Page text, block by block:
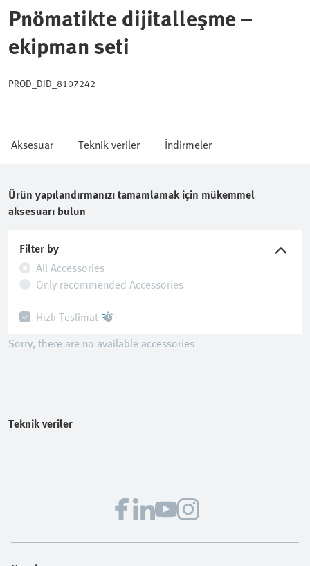
Pnömatikte dijitalleşme –
ekipman seti
PROD_DID_8107242
Aksesuar Teknik veriler İndirmeler
Ürün yapılandırmanızı tamamlamak için mükemmel
aksesuarı bulun
Filter by
All Accessories
Only recommended Accessories
Hızlı Teslimat
Sorry, there are no available accessories
Teknik veriler